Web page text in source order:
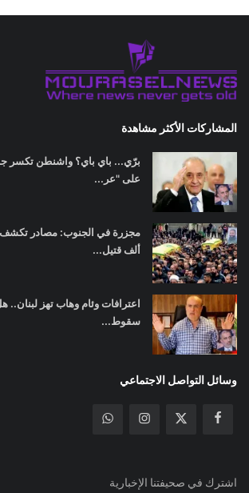
المشاركات الأكثر مشاهدة
برّي... باي باي؟ واشنطن تكسر
على "عر...
ألف قتيل...
اعترافات وئام وهاب تهز لبنان..
سقوط...
وسائل التواصل الاجتماعي
اشترك في صحيفتنا الإخبارية